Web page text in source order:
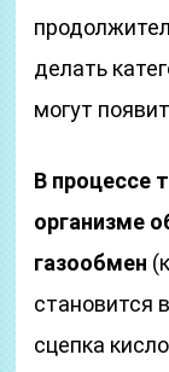
делать
могут
В процессе
организме
газообмен
становится
сцепка